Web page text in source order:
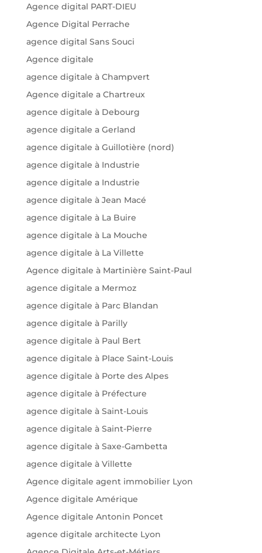
Agence digital PART-DIEU
Agence Digital Perrache
agence digital Sans Souci
Agence digitale
agence digitale à Champvert
Agence digitale a Chartreux
agence digitale à Debourg
agence digitale a Gerland
agence digitale à Guillotière (nord)
agence digitale à Industrie
agence digitale a Industrie
agence digitale à Jean Macé
agence digitale à La Buire
agence digitale à La Mouche
agence digitale à La Villette
Agence digitale à Martinière Saint-Paul
agence digitale a Mermoz
agence digitale à Parc Blandan
agence digitale à Parilly
agence digitale à Paul Bert
agence digitale à Place Saint-Louis
agence digitale à Porte des Alpes
agence digitale à Préfecture
agence digitale à Saint-Louis
agence digitale à Saint-Pierre
agence digitale à Saxe-Gambetta
agence digitale à Villette
Agence digitale agent immobilier Lyon
Agence digitale Amérique
Agence digitale Antonin Poncet
agence digitale architecte Lyon